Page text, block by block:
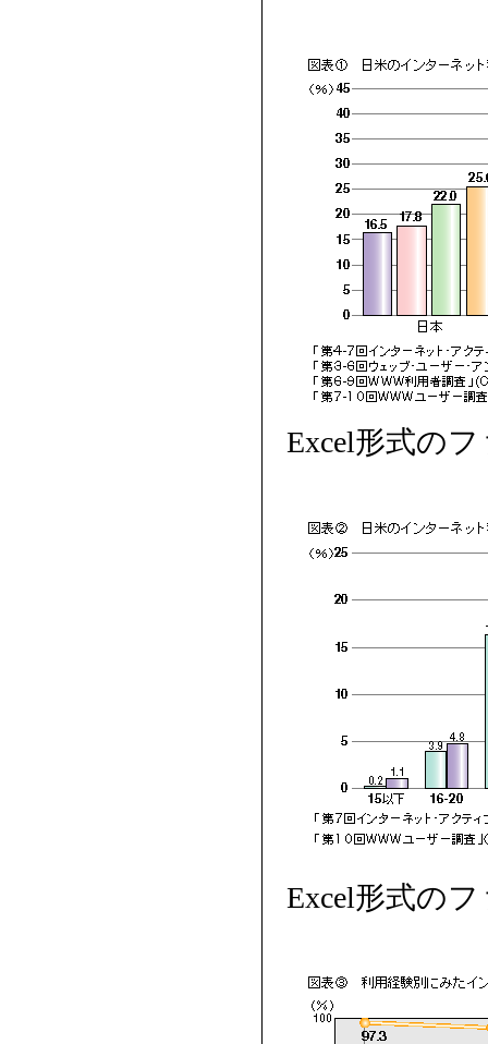
Excel形式の
Excel形式の